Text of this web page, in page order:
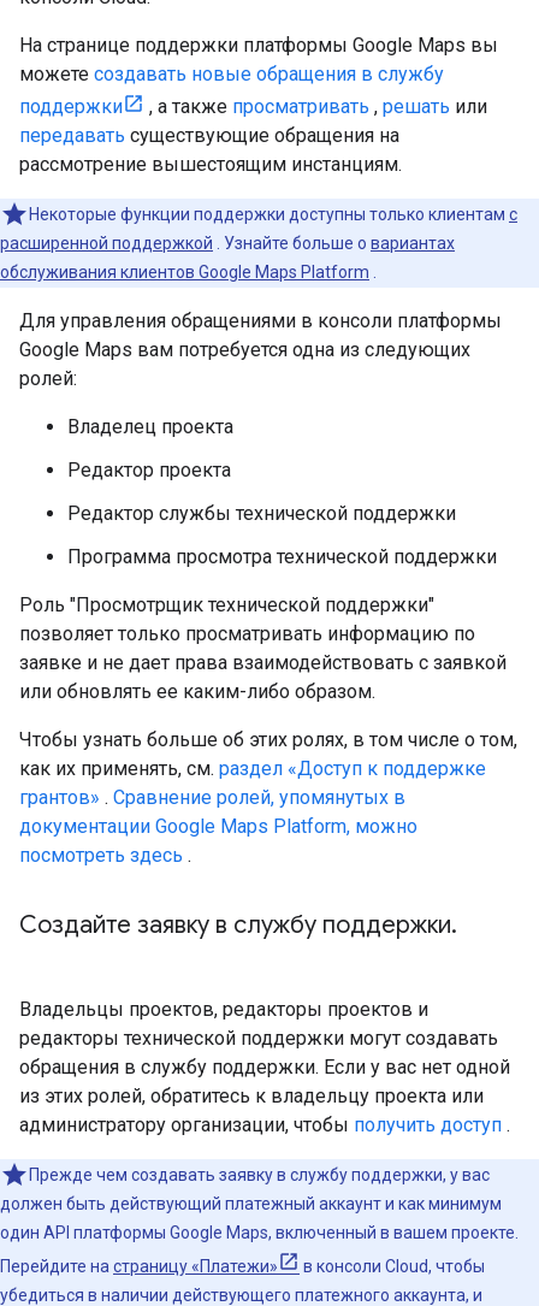
На странице поддержки платформы Google Maps вы
можете создавать новые обращения в службу
поддержки
, а также просматривать , решать или
передавать существующие обращения на
рассмотрение вышестоящим инстанциям.
Некоторые функции поддержки доступны только клиентам с
расширенной поддержкой . Узнайте больше о вариантах
обслуживания клиентов Google Maps Platform
Для управления обращениями в консоли платформы
Google Maps вам потребуется одна из следующих
ролей:
Владелец проекта
Редактор проекта
Редактор службы технической поддержки
Программа просмотра технической поддержки
Роль "Просмотрщик технической поддержки"
позволяет только просматривать информацию по
заявке и не дает права взаимодействовать с заявкой
или обновлять ее каким-либо образом.
Чтобы узнать больше об этих ролях, в том числе о том,
как их применять, см. раздел «Доступ к поддержке
грантов» . Сравнение ролей, упомянутых в
документации Google Maps Platform, можно
посмотреть здесь .
Создайте заявку в службу поддержки.
Владельцы проектов, редакторы проектов и
редакторы технической поддержки могут создавать
обращения в службу поддержки. Если у вас нет одной
из этих ролей, обратитесь к владельцу проекта или
администратору организации, чтобы получить доступ .
Прежде чем создавать заявку в службу поддержки, у вас
должен быть действующий платежный аккаунт и как минимум
один API платформы Google Maps, включенный в вашем проекте.
Перейдите на страницу «Платежи»
в консоли Cloud, чтобы
убедиться в наличии действующего платежного аккаунта, и